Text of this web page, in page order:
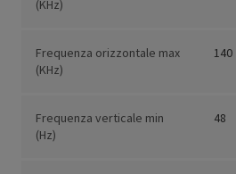
(KHz)
Frequenza orizzontale max
(KHz)
140
Frequenza verticale min
(Hz)
48